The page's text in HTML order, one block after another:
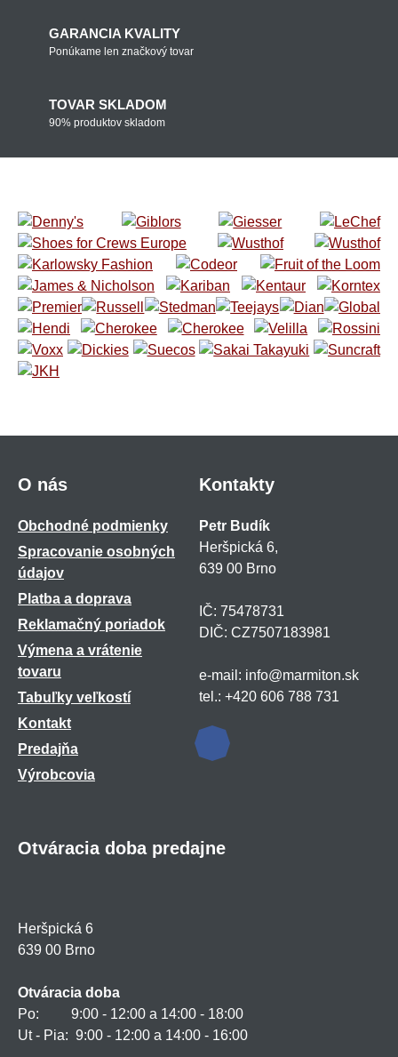
GARANCIA KVALITY
Ponúkame len značkový tovar
TOVAR SKLADOM
90% produktov skladom
O nás
Obchodné podmienky
Spracovanie osobných
údajov
Platba a doprava
Reklamačný poriadok
Výmena a vrátenie
tovaru
Tabuľky veľkostí
Kontakt
Predajňa
Výrobcovia
Kontakty
Petr Budík
Heršpická 6,
639 00 Brno
IČ: 75478731
DIČ: CZ7507183981
e-mail: info@marmiton.sk
tel.: +420 606 788 731
Otváracia doba predajne
Heršpická 6
639 00 Brno
Otváracia doba
Po: 9:00 - 12:00 a 14:00 - 18:00
Ut - Pia: 9:00 - 12:00 a 14:00 - 16:00